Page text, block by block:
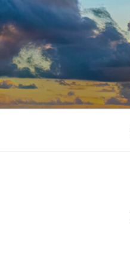
Aller
au
contenu
principal